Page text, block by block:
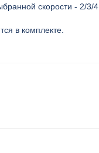
скорости - 2/3/4
в комплекте.